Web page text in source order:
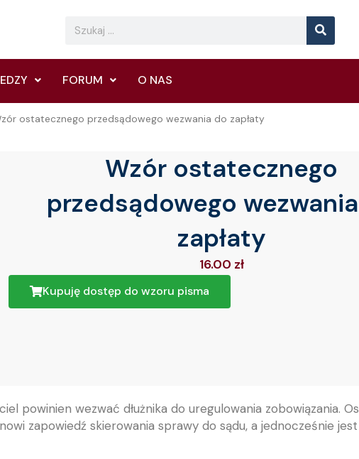
Search Search
FORUM O NAS
ostatecznego przedsądowego wezwania do zapłaty
Wzór ostatecznego
przedsądowego
zapłaty
16.00 zł
Kupuję dostęp do wzoru pisma
powinien wezwać dłużnika do uregulowania zobowiązania.
zapowiedź skierowania sprawy do sądu, a jednocześnie